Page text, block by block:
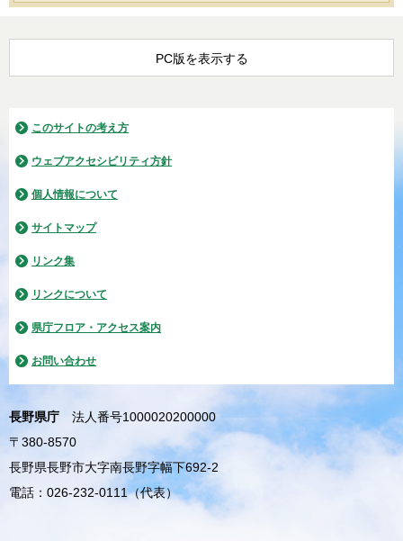
PC版を表示する
このサイトの考え方
ウェブアクセシビリティ方針
個人情報について
サイトマップ
リンク集
リンクについて
県庁フロア・アクセス案内
お問い合わせ
長野県庁
法人番号1000020200000
〒380-8570
長野県長野市大字南長野字幅下692-2
電話：026-232-0111（代表）